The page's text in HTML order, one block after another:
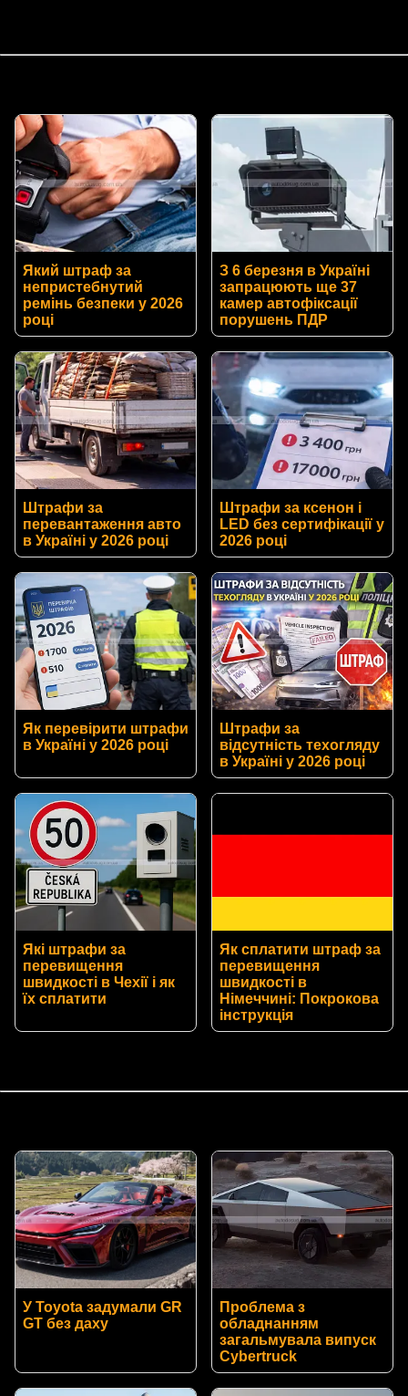
Який штраф за
непристебнутий
ремінь безпеки у 2026
році
З 6 березня в Україні
запрацюють ще 37
камер автофіксації
порушень ПДР
Штрафи за
перевантаження авто
в Україні у 2026 році
Штрафи за ксенон і
LED без сертифікації у
2026 році
Як перевірити штрафи
в Україні у 2026 році
Штрафи за
відсутність техогляду
в Україні у 2026 році
Які штрафи за
перевищення
швидкості в Чехії і як
їх сплатити
Як сплатити штраф за
перевищення
швидкості в
Німеччині: Покрокова
інструкція
У Toyota задумали GR
GT без даху
Проблема з
обладнанням
загальмувала випуск
Cybertruck